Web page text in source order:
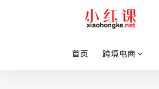
首页 跨境电商